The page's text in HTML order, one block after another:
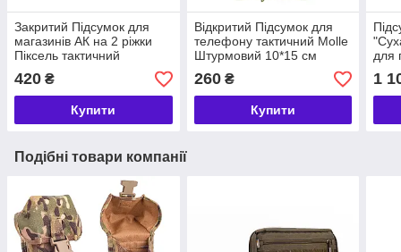
Закритий Підсумок для
магазинів АК на 2 ріжки
Піксель тактичний
подвійний Військовий на 2
ріжки АК для ЗСУ
штурмовий
420 ₴
Купити
Відкритий Підсумок для
телефону тактичний Molle
Штурмовий 10*15 см
Чохол на телефон
військовий
260₴
Купити
для
1
Подібні товари компанії